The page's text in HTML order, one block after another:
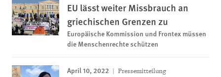
EU lässt weiter Missbrauch an
griechischen Grenzen zu
Europäische Kommission und Frontex müssen
die Menschenrechte schützen
April 10, 2022 Pressemitteilung